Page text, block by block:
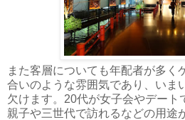
また客層についても年配者が多く
合いのような雰囲気であり、いま
欠けます。20代が女子会やデート
親子や三世代で訪れるなどの用途